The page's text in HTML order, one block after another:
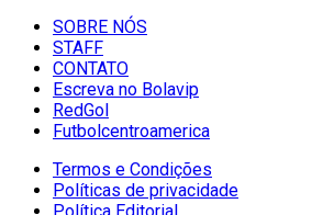
SOBRE NÓS
STAFF
CONTATO
Escreva no Bolavip
RedGol
Futbolcentroamerica
Termos e Condições
Políticas de privacidade